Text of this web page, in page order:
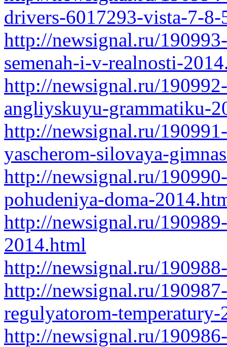
drivers-6017293-vista-7-
http://newsignal.ru/
semenah-i-v-realnosti-
http://newsignal.ru/
angliyskuyu-grammatiku-
http://newsignal.ru/
yascherom-silovaya-
http://newsignal.ru/
pohudeniya-doma-
http://newsignal.ru/
2014.html
http://newsignal.ru/
http://newsignal.ru/
regulyatorom-
http://newsignal.ru/